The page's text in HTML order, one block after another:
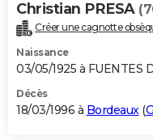
Christian PRESA
Créer une cagnotte
Naissance
03/05/1925 à FUENTES
Décès
18/03/1996 à Bordeaux(